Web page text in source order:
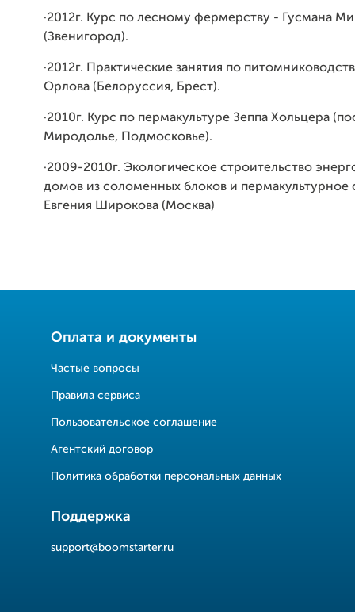
·2012г. Курс по лесному фермерству - Гусмана
(Звенигород).
·2012г. Практические занятия по
Орлова (Белоруссия, Брест).
·2010г. Курс по пермакультуре Зеппа Хольцера
Миродолье, Подмосковье).
·2009-2010г. Экологическое строительство
домов из соломенных блоков и пермакультурное
Евгения Широкова (Москва)
Оплата и документы
Частые вопросы
Правила сервиса
Пользовательское соглашение
Агентский договор
Политика обработки персональных данных
Поддержка
support@boomstarter.ru